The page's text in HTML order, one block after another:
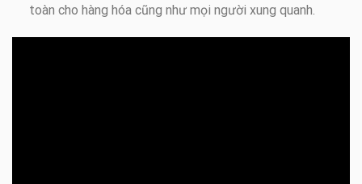
toàn cho hàng hóa cũng như mọi người xung quanh.